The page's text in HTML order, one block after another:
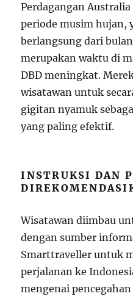
Perdagangan
periode musim hujan,
berlangsung dari
merupakan waktu di
DBD meningkat.
wisatawan untuk
gigitan nyamuk
yang paling efektif.
INSTRUKSI DAN
Wisatawan diimbau
dengan sumber
Smarttraveller untuk
perjalanan ke
mengenai